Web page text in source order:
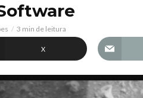
3 min de leitura
X